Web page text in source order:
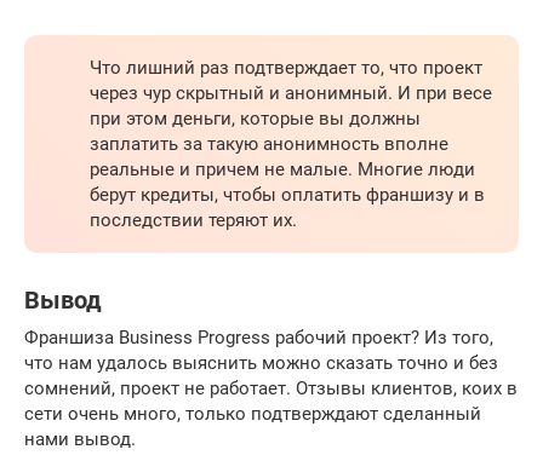
Что лишний раз подтверждает то, что проект
через чур скрытный и анонимный. И при весе
при этом деньги, которые вы должны
заплатить за такую анонимность вполне
реальные и причем не малые. Многие люди
берут кредиты, чтобы оплатить франшизу и в
последствии теряют их.
Вывод
Франшиза Business Progress рабочий проект? Из того,
что нам удалось выяснить можно сказать точно и без
сомнений, проект не работает. Отзывы клиентов, коих в
сети очень много, только подтверждают сделанный
нами вывод.